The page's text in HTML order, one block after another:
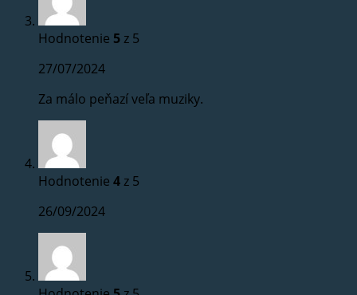
Hodnotenie 5z 5
27/07/2024
Za málo peňazí veľa muziky.
Hodnotenie 4z 5
26/09/2024